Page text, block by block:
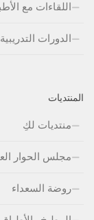
اللقاءات مع
الدورات التدريبية
المنتديات
منتديات لكِ
مجلس الحوار
روضة السعداء